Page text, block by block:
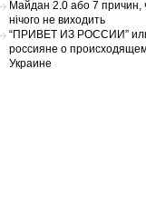
Майдан 2.0 або 7 причин,
нічого не виходить
“ПРИВЕТ ИЗ РОССИИ”
россияне о
Украине